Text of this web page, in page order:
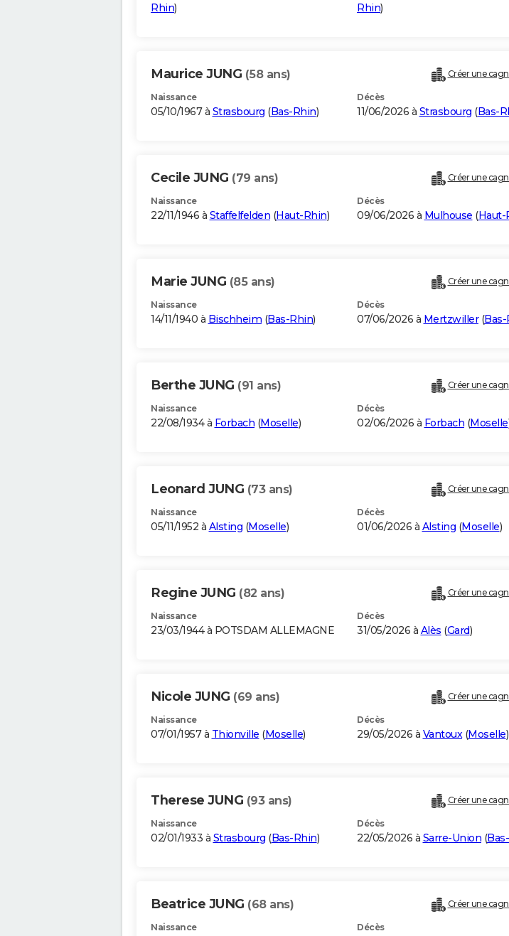
Rhin)
Rhin)
Maurice JUNG (58 ans) Créer une
Naissance
05/10/1967 à Strasbourg (Bas-Rhin)
Décès
11/06/2026 à Strasbourg (Bas-
Cecile JUNG (79 ans) Créer une
Naissance
22/11/1946 à Staffelfelden (Haut-Rhin)
Décès
09/06/2026 à Mulhouse (Haut-
Marie JUNG (85 ans) Créer une
Naissance
14/11/1940 à Bischheim (Bas-Rhin)
Décès
07/06/2026 à Mertzwiller(
Berthe JUNG (91 ans) Créer une
Naissance
22/08/1934 à Forbach (Moselle)
Décès
02/06/2026 à Forbach (Moselle
Leonard JUNG (73 ans) Créer une
Naissance
05/11/1952 à Alsting (Moselle)
Décès
01/06/2026 à Alsting (Moselle)
Regine JUNG (82 ans) Créer une
Naissance
23/03/1944 à POTSDAM ALLEMAGNE
Décès
31/05/2026 à Alès (Gard)
Nicole JUNG (69 ans) Créer une
Naissance
07/01/1957 à Thionville (Moselle)
Décès
29/05/2026 à Vantoux(Moselle)
Therese JUNG (93 ans) Créer une
Naissance
02/01/1933 à Strasbourg (Bas-Rhin)
Décès
22/05/2026 à Sarre-Union (
Beatrice JUNG (68 ans) Créer une
Naissance Décès